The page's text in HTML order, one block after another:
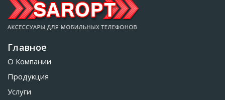
Главное
О Компании
Продукция
Услуги